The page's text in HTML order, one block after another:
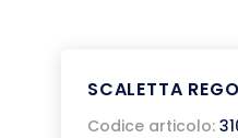
SCALETTA
Codice articolo: